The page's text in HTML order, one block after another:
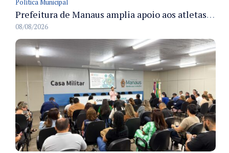
Prefeitura de Manaus amplia apoio aos atletas de 100 para 150 beneficiados a partir do próximo ano
08/08/2026